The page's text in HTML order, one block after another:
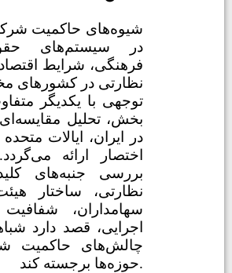
شیوه‌های حاکمیت
در سیستم‌های
فرهنگی، شرایط
نظارتی در کشورهای
توجهی با یکدیگر
بخش، تحلیل
در ایران، ایالات
اختصار ارائه
بررسی جنبه‌های
نظارتی، ساختار
سهامداران،
اجرایی، قصد دارد
چالش‌های حاکمیت
حوزه‌‌ها برجسته کند.